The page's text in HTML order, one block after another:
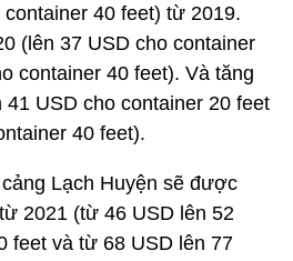
40 feet) từ 2019.
(lên 37 USD cho container
container 40 feet). Và tăng
USD cho container 20 feet
40 feet).
Lạch Huyện sẽ được
2021 (từ 46 USD lên 52
feet và từ 68 USD lên 77